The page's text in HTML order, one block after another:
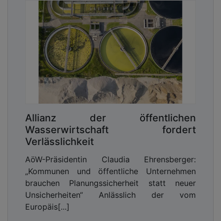
wahrgenommen?
Mit der Gütesicherung Kanalbau bin ich
bereits sehr früh in meinem Berufsleben in
Berührung gekommen – vor etwa 25 Jahren, als
Mitarbeiter in einem Unternehmen, das im Bereich
Kanalinspektion und -sanierung tätig war. Damals
haben wir erstmalig das Gütezeichen für
Edelstahlmanschetten beantragt und bekommen.
Seither hat mich dieses Thema durchgehend in
verschiedenen Funktionen begleitet. So etwa bei
unterschiedlichen Projekten und stets mit dem
Anspruch, Qualität und Nachhaltigkeit im Kanalbau
daher nicht nur ein Standard, sondern ein
persönliches Anliegen. Auch die SEF zeigt in dieser
Hinsicht Flagge und führt u.a. seit 2019 ein
Gütezeichen der Beurteilungsgruppe I (Inspektion).
Allianz der öffentlichen
Wasserwirtschaft fordert
Verlässlichkeit
AöW-Präsidentin Claudia Ehrensberger:
„Kommunen und öffentliche Unternehmen
brauchen Planungssicherheit statt neuer
Unsicherheiten“ Anlässlich der vom
Europäis[...]